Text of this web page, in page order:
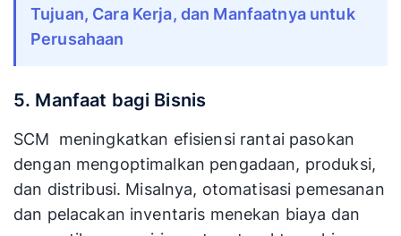
Tujuan, Cara Kerja, dan Manfaatnya untuk
Perusahaan
5. Manfaat bagi Bisnis
SCM meningkatkan efisiensi rantai pasokan
dengan mengoptimalkan pengadaan, produksi,
dan distribusi. Misalnya, otomatisasi pemesanan
dan pelacakan inventaris menekan biaya dan